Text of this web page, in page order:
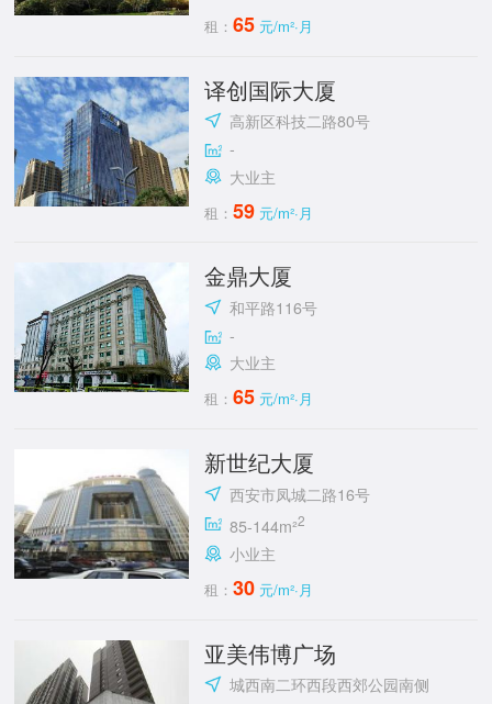
租：65 元/m²·月
译创国际大厦
高新区科技二路80号
-
大业主
租：59 元/m²·月
金鼎大厦
和平路116号
-
大业主
租：65 元/m²·月
新世纪大厦
西安市凤城二路16号
85-144m²2
小业主
租：30 元/m²·月
亚美伟博广场
城西南二环西段西郊公园南侧